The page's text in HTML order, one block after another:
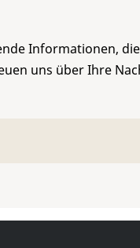
Informationen,
uns über Ihre